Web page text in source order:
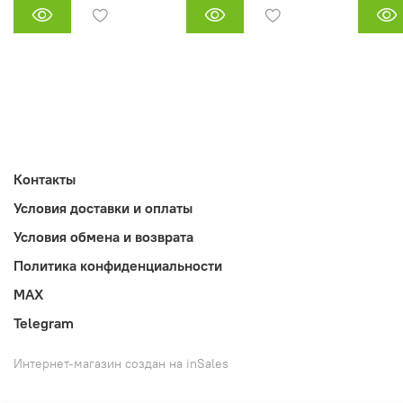
Контакты
Условия доставки и оплаты
Условия обмена и возврата
Политика конфиденциальности
MAX
Telegram
Интернет-магазин создан на inSales